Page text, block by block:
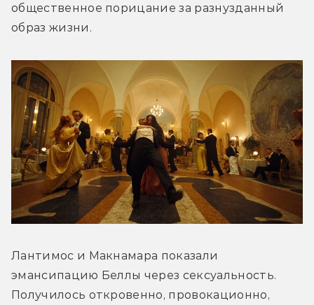
общественное порицание за разнузданный
образ жизни.
Лантимос и Макнамара показали
эмансипацию Беллы через сексуальность.
Получилось откровенно, провокационно,